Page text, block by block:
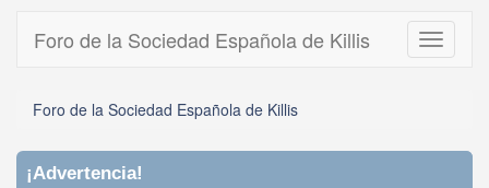
Toggle
Foro de la Sociedad Española de Killis
Foro de la Sociedad Española de Killis
¡Advertencia!